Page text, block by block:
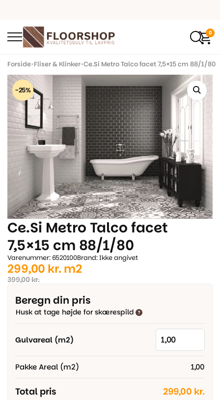
0
Forside•Fliser & Klinker•Ce.Si Metro Talco facet 7,5×15 cm 88/1/80
-25%
Ce.Si Metro Talco facet
7,5×15 cm 88/1/80
Varenummer: 6520100Brand: Ikke angivet
399,00kr.
Den
oprindelige
pris
var:
299,00 kr.
Den
aktuelle
pris
er:
m2
Beregn din pris
Husk at tage højde for skærespild
Gulvareal (m2)
Pakke Areal (m2) 1,00
Total pris 299,00 kr.